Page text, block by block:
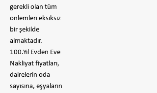
gerekli olan tüm
önlemleri eksiksiz
bir şekilde
almaktadır.
100.Yıl Evden Eve
Nakliyat fiyatları,
dairelerin oda
sayısına, eşyaların